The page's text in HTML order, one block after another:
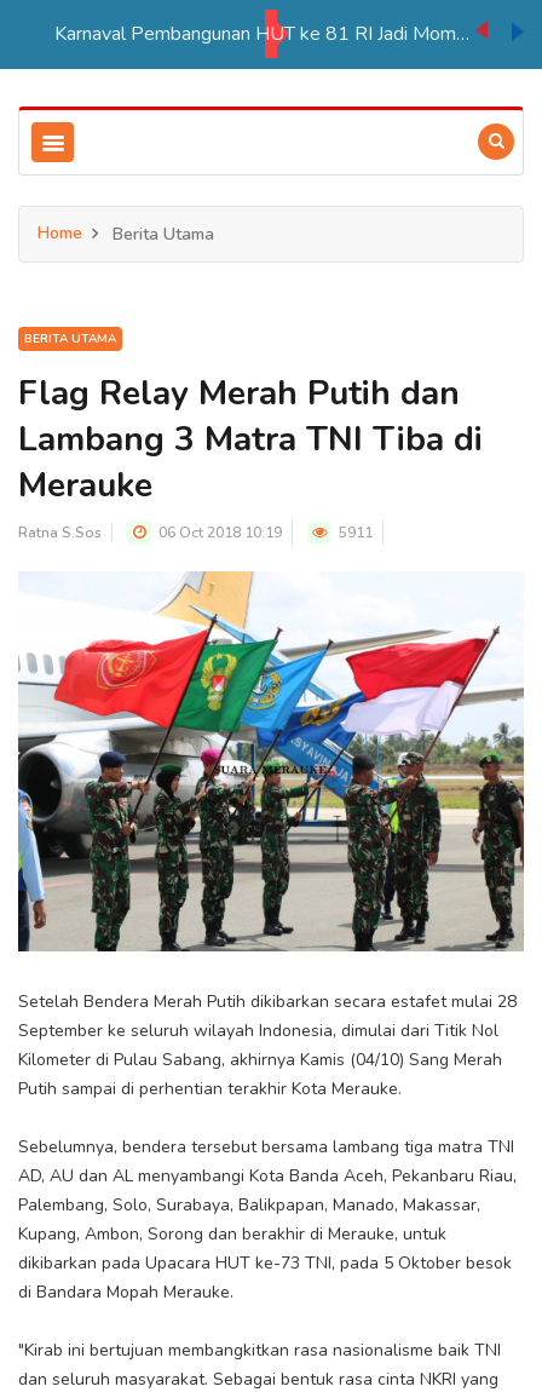
Karnaval Pembangunan HUT ke 81 RI Jadi Momentum Perkuat Persatuan di Merauke
Home Berita Utama
BERITA UTAMA
Flag Relay Merah Putih dan
Lambang 3 Matra TNI Tiba di
Merauke
Ratna S.Sos 06 Oct 2018 10:19 5911
Setelah Bendera Merah Putih dikibarkan secara estafet mulai 28
September ke seluruh wilayah Indonesia, dimulai dari Titik Nol
Kilometer di Pulau Sabang, akhirnya Kamis (04/10) Sang Merah
Putih sampai di perhentian terakhir Kota Merauke.
Sebelumnya, bendera tersebut bersama lambang tiga matra TNI
AD, AU dan AL menyambangi Kota Banda Aceh, Pekanbaru Riau,
Palembang, Solo, Surabaya, Balikpapan, Manado, Makassar,
Kupang, Ambon, Sorong dan berakhir di Merauke, untuk
dikibarkan pada Upacara HUT ke-73 TNI, pada 5 Oktober besok
di Bandara Mopah Merauke.
"Kirab ini bertujuan membangkitkan rasa nasionalisme baik TNI
dan seluruh masyarakat. Sebagai bentuk rasa cinta NKRI yang